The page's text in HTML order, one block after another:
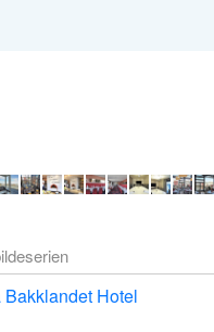
Bakklandet Hotel